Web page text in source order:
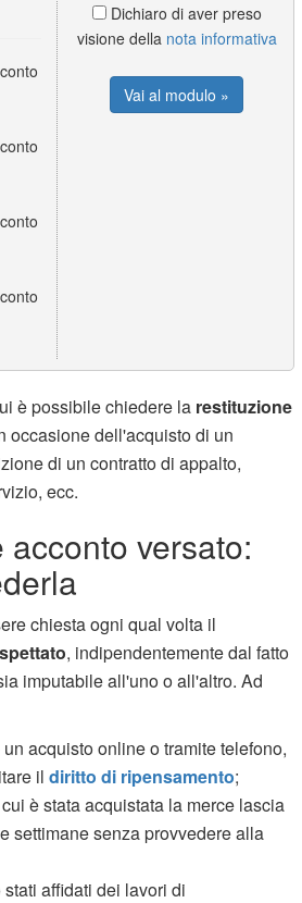
Dichiaro di aver preso
visione della nota informativa
Vai al modulo »
è possibile chiedere la restituzione
occasione dell'acquisto di un
di un contratto di appalto,
ecc.
versato:
chiesta ogni qual volta il
, indipendentemente dal fatto
imputabile all'uno o all'altro. Ad
acquisto online o tramite telefono,
ildiritto di ripensamento;
è stata acquistata la merce lascia
settimane senza provvedere alla
affidati dei lavori di